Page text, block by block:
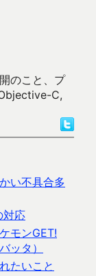
のこと、プ
C,
い不具合多
対応
モンGET!
ッタ）
たいこと